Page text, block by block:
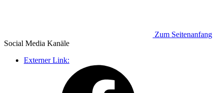
Zum Seitenanfang
Social Media Kanäle
Externer Link: